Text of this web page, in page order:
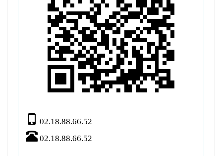
02.18.88.66.52
02.18.88.66.52